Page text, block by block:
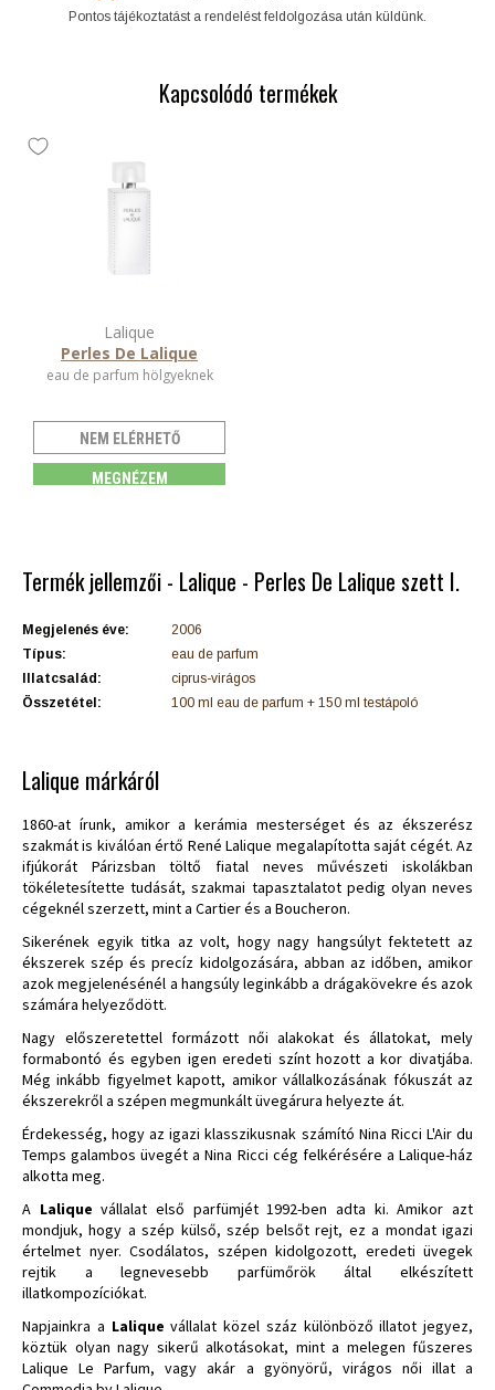
Pontos tájékoztatást a rendelést feldolgozása után küldünk.
Kapcsolódó termékek
Lalique
Perles De Lalique
eau de parfum hölgyeknek
NEM ELÉRHETŐ
MEGNÉZEM
Termék jellemzői - Lalique - Perles De Lalique szett I.
Megjelenés éve:
2006
Típus:
eau de parfum
Illatcsalád:
ciprus-virágos
Összetétel:
100 ml eau de parfum + 150 ml testápoló
Lalique márkáról
1860-at írunk, amikor a kerámia mesterséget és az ékszerész
szakmát is kiválóan értő René Lalique megalapította saját cégét. Az
ifjúkorát Párizsban töltő fiatal neves művészeti iskolákban
tökéletesítette tudását, szakmai tapasztalatot pedig olyan neves
cégeknél szerzett, mint a Cartier és a Boucheron.
Sikerének egyik titka az volt, hogy nagy hangsúlyt fektetett az
ékszerek szép és precíz kidolgozására, abban az időben, amikor
azok megjelenésénél a hangsúly leginkább a drágakövekre és azok
számára helyeződött.
Nagy előszeretettel formázott női alakokat és állatokat, mely
formabontó és egyben igen eredeti színt hozott a kor divatjába.
Még inkább figyelmet kapott, amikor vállalkozásának fókuszát az
ékszerekről a szépen megmunkált üvegárura helyezte át.
Érdekesség, hogy az igazi klasszikusnak számító Nina Ricci L'Air du
Temps galambos üvegét a Nina Ricci cég felkérésére a Lalique-ház
alkotta meg.
A Lalique vállalat első parfümjét 1992-ben adta ki. Amikor azt
mondjuk, hogy a szép külső, szép belsőt rejt, ez a mondat igazi
értelmet nyer. Csodálatos, szépen kidolgozott, eredeti üvegek
rejtik a legnevesebb parfümőrök által elkészített
illatkompozíciókat.
Napjainkra a Laliquevállalat közel száz különböző illatot jegyez,
köztük olyan nagy sikerű alkotásokat, mint a melegen fűszeres
Lalique Le Parfum, vagy akár a gyönyörű, virágos női illat a